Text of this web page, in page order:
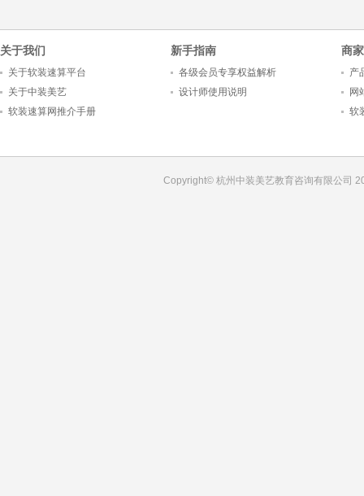
关于我们
关于软装速算平台
关于中装美艺
软装速算网推介手册
新手指南
各级会员专享权益解析
设计师使用说明
商
产
网
软
Copyright© 杭州中装美艺教育咨询有限公司